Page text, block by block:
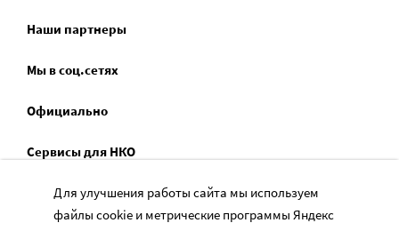
Наши партнеры
Мы в соц.сетях
Официально
Сервисы для НКО
Спецпроекты
Для улучшения работы сайта мы используем
файлы cookie и метрические программы Яндекс